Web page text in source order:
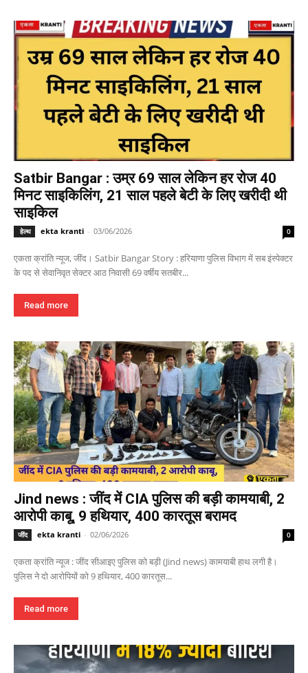
Satbir Bangar : उम्र 69 साल लेकिन हर रोज 40
मिनट साइकिलिंग, 21 साल पहले बेटी के लिए खरीदी थी
साइकिल
हेल्थ ekta kranti - 03/06/2026 0
एकता क्रांति न्यूज, जींद। Satbir Bangar Story : हरियाणा पुलिस विभाग में सब इंस्पेक्टर
के पद से सेवानिवृत सेक्टर आठ निवासी 69 वर्षीय सतबीर...
Read more
Jind news : जींद में CIA पुलिस की बड़ी कामयाबी, 2
आरोपी काबू, 9 हथियार, 400 कारतूस बरामद
जींद ekta kranti - 02/06/2026 0
एकता क्रांति न्यूज : जींद सीआइए पुलिस को बड़ी (Jind news) कामयाबी हाथ लगी है।
पुलिस ने दो आरोपियों को 9 हथियार, 400 कारतूस...
Read more